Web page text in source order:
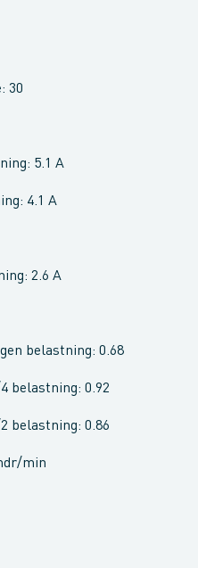
30
5.1 A
4.1 A
2.6 A
belastning: 0.68
belastning: 0.92
belastning: 0.86
min